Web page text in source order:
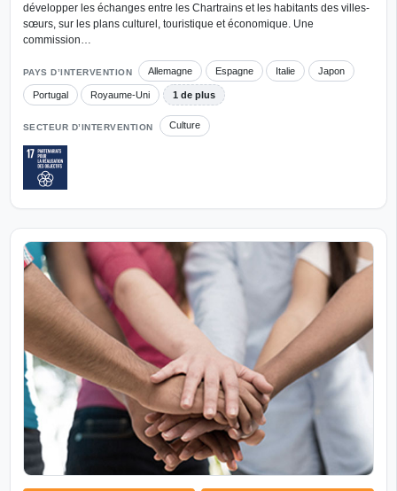
développer les échanges entre les Chartrains et les habitants des villes-
sœurs, sur les plans culturel, touristique et économique. Une
commission…
PAYS D’INTERVENTION Allemagne Espagne Italie Japon
Portugal Royaume-Uni 1 de plus
SECTEUR D’INTERVENTION Culture